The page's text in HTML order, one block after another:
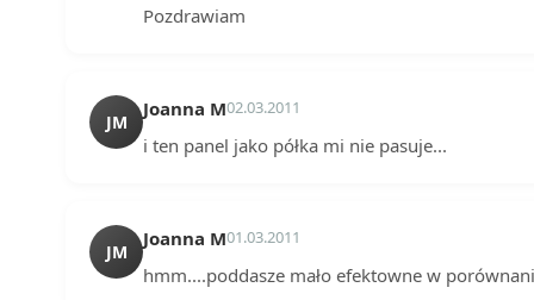
Pozdrawiam
JM
Joanna M02.03.2011
i ten panel jako półka mi nie pasuje...
JM
Joanna M01.03.2011
hmm....poddasze mało efektowne w